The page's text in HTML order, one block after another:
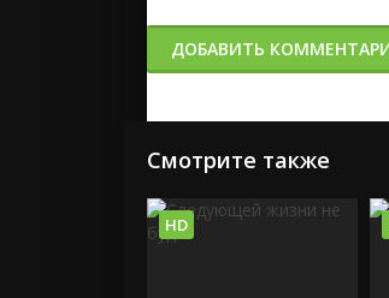
ДОБАВИТЬ
Смотрите также
HD